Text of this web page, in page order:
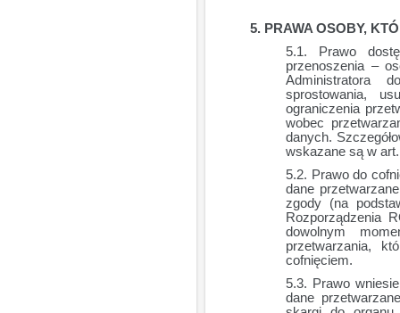
PRAWA OSOBY,
Prawo
przenoszenia –
Administratora
sprostowania,
ograniczenia
wobec
danych.
wskazane są w
Prawo do
dane
zgody (na
Rozporządzenia
dowolnym
przetwarzania,
cofnięciem.
Prawo
dane